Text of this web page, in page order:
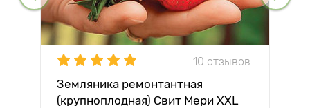
10 отзывов
Земляника ремонтантная
(крупноплодная) Свит Мери XXL